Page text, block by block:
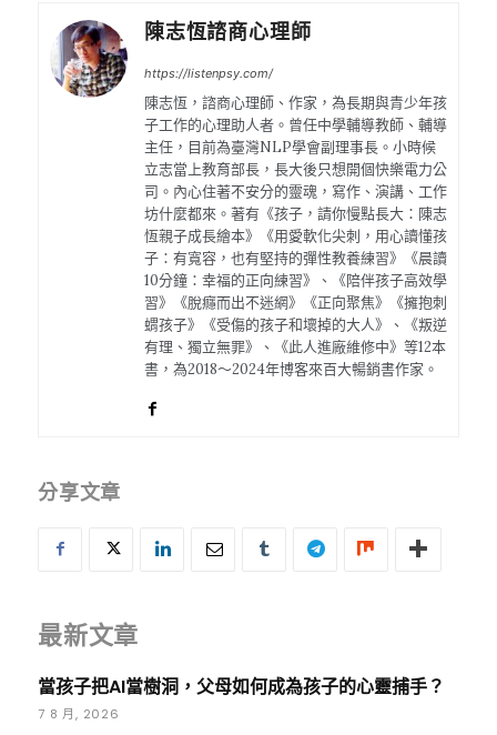
陳志恆諮商心理師
https://listenpsy.com/
陳志恆，諮商心理師、作家，為長期與青少年孩
子工作的心理助人者。曾任中學輔導教師、輔導
主任，目前為臺灣NLP學會副理事長。小時候
立志當上教育部長，長大後只想開個快樂電力公
司。內心住著不安分的靈魂，寫作、演講、工作
坊什麼都來。著有《孩子，請你慢點長大：陳志
恆親子成長繪本》《用愛軟化尖刺，用心讀懂孩
子：有寬容，也有堅持的彈性教養練習》《晨讀
10分鐘：幸福的正向練習》、《陪伴孩子高效學
習》《脫癮而出不迷網》《正向聚焦》《擁抱刺
蝟孩子》《受傷的孩子和壞掉的大人》、《叛逆
有理、獨立無罪》、《此人進廠維修中》等12本
書，為2018～2024年博客來百大暢銷書作家。
分享文章
最新文章
當孩子把AI當樹洞，父母如何成為孩子的心靈捕手？
7 8 月, 2026